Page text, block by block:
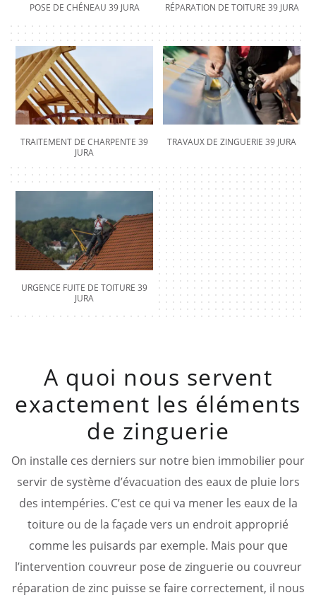
POSE DE CHÉNEAU 39 JURA RÉPARATION DE TOITURE 39 JURA
TRAITEMENT DE CHARPENTE 39
JURA
TRAVAUX DE ZINGUERIE 39 JURA
URGENCE FUITE DE TOITURE 39
JURA
A quoi nous servent
exactement les éléments
de zinguerie
On installe ces derniers sur notre bien immobilier pour
servir de système d’évacuation des eaux de pluie lors
des intempéries. C’est ce qui va mener les eaux de la
toiture ou de la façade vers un endroit approprié
comme les puisards par exemple. Mais pour que
l’intervention couvreur pose de zinguerie ou couvreur
réparation de zinc puisse se faire correctement, il nous